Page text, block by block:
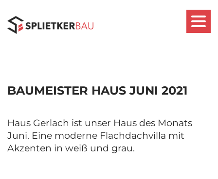
BAUMEISTER HAUS JUNI 2021
Haus Gerlach ist unser Haus des Monats
Juni. Eine moderne Flachdachvilla mit
Akzenten in weiß und grau.